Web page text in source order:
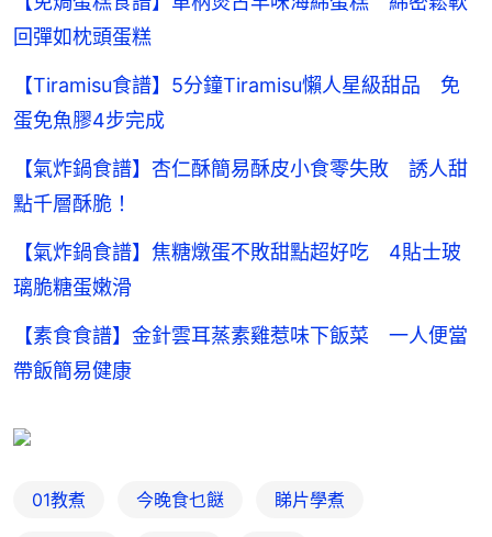
回彈如枕頭蛋糕
【Tiramisu食譜】5分鐘Tiramisu懶人星級甜品 免
蛋免魚膠4步完成
【氣炸鍋食譜】杏仁酥簡易酥皮小食零失敗 誘人甜
點千層酥脆！
【氣炸鍋食譜】焦糖燉蛋不敗甜點超好吃 4貼士玻
璃脆糖蛋嫩滑
【素食食譜】金針雲耳蒸素雞惹味下飯菜 一人便當
帶飯簡易健康
01教煮 今晚食乜餸 睇片學煮